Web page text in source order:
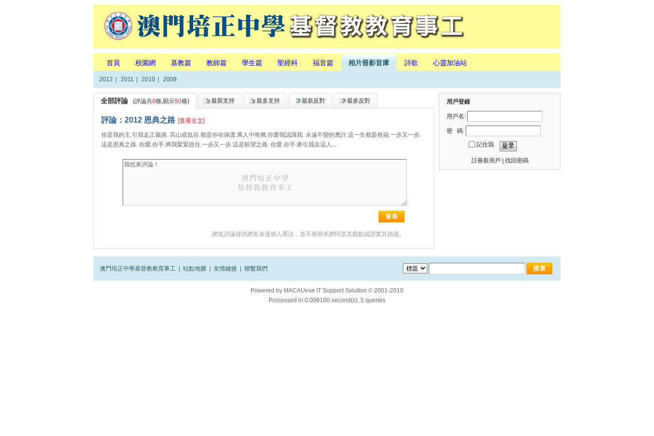
首頁 校園網 基教篇 教師篇 學生篇 聖經科 福音篇 相片冊影音庫 詩歌 心靈加油站
2012 2011 2010 2009
全部評論 (評論共0條,顯示50條) 最新支持 最多支持 最新反對 最多反對
評論：2012 恩典之路 [查看全文]
你是我的主.引我走正義路. 高山或低谷.都是你在保護.萬人中唯獨.你愛我認識我. 永遠不變的應許.這一生都是祝福.一步又一步.
這是恩典之路. 你愛.你手.將我緊緊抓住.一步又一步.這是盼望之路. 你愛.你手.牽引我走這人...
網友評論僅供網友表達個人看法，並不表明本網同意其觀點或證實其描述。
用戶登錄
用戶名:
密 碼:
記住我
註冊新用戶 找回密碼
澳門培正中學基督教教育事工 站點地圖 友情鏈接 聯繫我們
Powered by MACAUese IT Support Solution © 2001-2010
Processed in 0.009100 second(s), 5 queries